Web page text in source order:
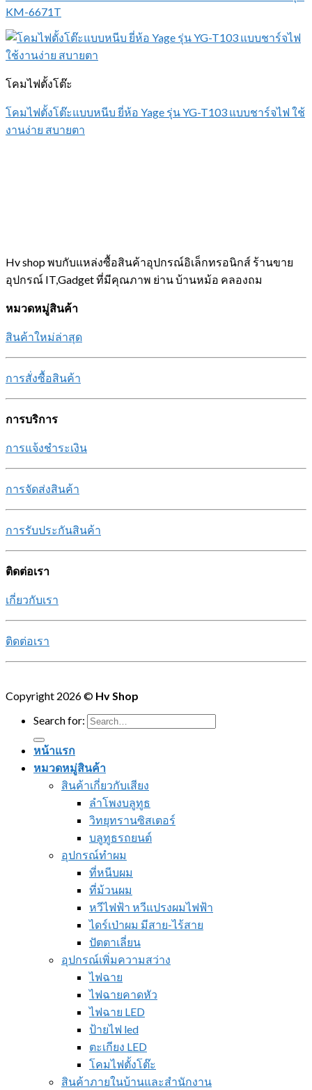
KM-6671T
โคมไฟตั้งโต๊ะ
โคมไฟตั้งโต๊ะแบบหนีบ ยี่ห้อ Yage รุ่น YG-T103 แบบชาร์จไฟ ใช้
งานง่าย สบายตา
Hv shop พบกับแหล่งซื้อสินค้าอุปกรณ์อิเล็กทรอนิกส์ ร้านขาย
อุปกรณ์ IT,Gadget ที่มีคุณภาพ ย่าน บ้านหม้อ คลองถม
หมวดหมู่สินค้า
สินค้าใหม่ล่าสุด
การสั่งซื้อสินค้า
การบริการ
การแจ้งชำระเงิน
การจัดส่งสินค้า
การรับประกันสินค้า
ติดต่อเรา
เกี่ยวกับเรา
ติดต่อเรา
Copyright 2026 © Hv Shop
Search for:
หน้าแรก
หมวดหมู่สินค้า
สินค้าเกี่ยวกับเสียง
ลำโพงบลูทูธ
วิทยุทรานซิสเตอร์
บลูทูธรถยนต์
อุปกรณ์ทำผม
ที่หนีบผม
ที่ม้วนผม
หวีไฟฟ้า หวีแปรงผมไฟฟ้า
ไดร์เป่าผม มีสาย-ไร้สาย
ปัตตาเลี่ยน
อุปกรณ์เพิ่มความสว่าง
ไฟฉาย
ไฟฉายคาดหัว
ไฟฉาย LED
ป้ายไฟ led
ตะเกียง LED
โคมไฟตั้งโต๊ะ
สินค้าภายในบ้านและสำนักงาน